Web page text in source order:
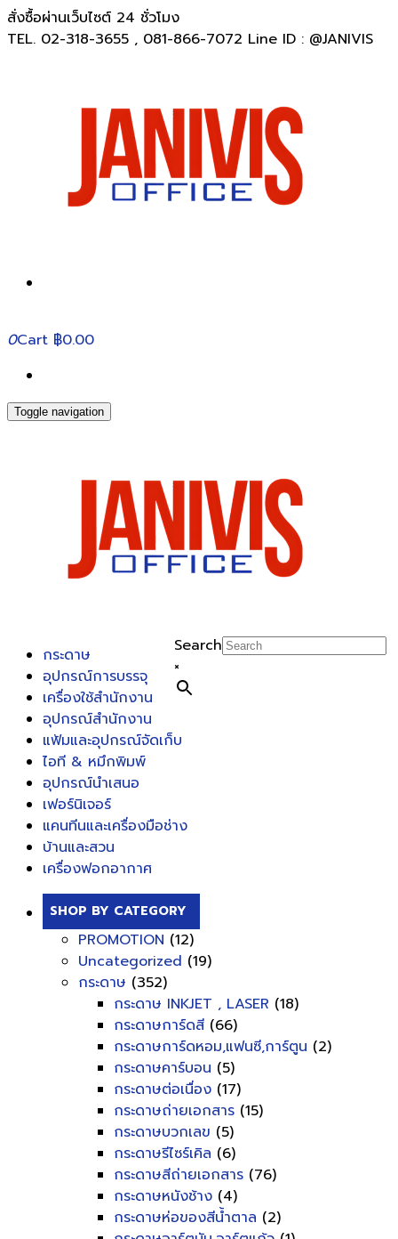
สั่งซื้อผ่านเว็บไซต์ 24 ชั่วโมง
TEL. 02-318-3655 , 081-866-7072 Line ID : @JANIVIS
0Cart ฿0.00
Toggle navigation
Search
×
กระดาษ
อุปกรณ์การบรรจุ
เครื่องใช้สำนักงาน
อุปกรณ์สำนักงาน
แฟ้มและอุปกรณ์จัดเก็บ
ไอที & หมึกพิมพ์
อุปกรณ์นำเสนอ
เฟอร์นิเจอร์
แคนทีนและเครื่องมือช่าง
บ้านและสวน
เครื่องฟอกอากาศ
SHOP BY CATEGORY
PROMOTION (12)
Uncategorized (19)
กระดาษ (352)
กระดาษ INKJET , LASER (18)
กระดาษการ์ดสี (66)
กระดาษการ์ดหอม,แฟนซี,การ์ตูน (2)
กระดาษคาร์บอน (5)
กระดาษต่อเนื่อง (17)
กระดาษถ่ายเอกสาร (15)
กระดาษบวกเลข (5)
กระดาษรีไซร์เคิล (6)
กระดาษสีถ่ายเอกสาร (76)
กระดาษหนังช้าง (4)
กระดาษห่อของสีน้ำตาล (2)